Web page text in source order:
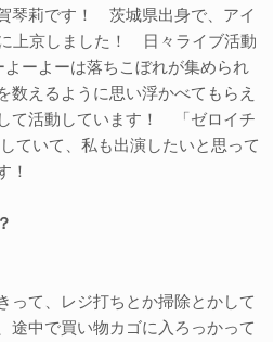
琴莉です！ 茨城県出身で、アイ
上京しました！ 日々ライブ活動
ーよーは落ちこぼれが集められ
数えるように思い浮かべてもらえ
て活動しています！ 「ゼロイチ
ていて、私も出演したいと思って
！
って、レジ打ちとか掃除とかして
途中で買い物カゴに入ろっかって